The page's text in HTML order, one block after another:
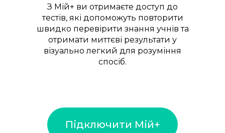
З Мій+ ви отримаєте доступ до
тестів, які допоможуть повторити
швидко перевірити знання учнів та
отримати миттєві результати у
візуально легкий для розуміння
спосіб.
Підключити Мій+